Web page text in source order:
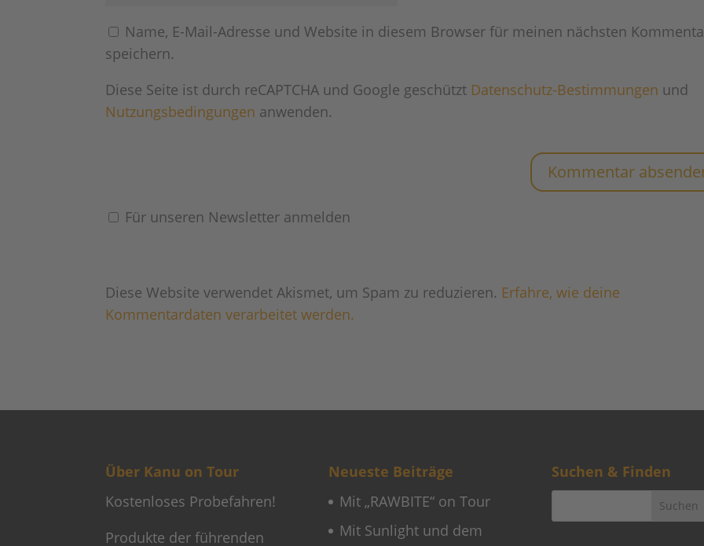
Name, E-Mail-Adresse und Website in diesem Browser für meinen nächsten
speichern.
Diese Seite ist durch reCAPTCHA und Google geschützt Datenschutz-Bestimmungen und
Nutzungsbedingungen anwenden.
Für unseren Newsletter anmelden
Diese Website verwendet Akismet, um Spam zu reduzieren. Erfahre, wie deine
Kommentardaten verarbeitet werden.
Über Kanu on Tour
Kostenloses Probefahren!
Produkte der führenden
Neueste Beiträge
Mit „RAWBITE“ on Tour
Mit Sunlight und dem
Suchen & Finden